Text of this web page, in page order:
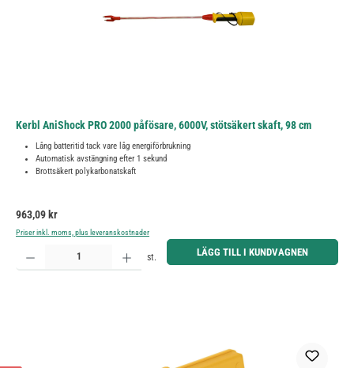
Kerbl AniShock PRO 2000 påfösare, 6000V, stötsäkert skaft, 98 cm
Lång batteritid tack vare låg energiförbrukning
Automatisk avstängning efter 1 sekund
Brottsäkert polykarbonatskaft
Ordinarie pris:
963,09 kr
Priser inkl. moms, plus leveranskostnader
Produktkvantitet: Ange önskat belopp eller använd knapparna för att öka eller minska kvantiteten.
st. LÄGG TILL I KUNDVAGNEN